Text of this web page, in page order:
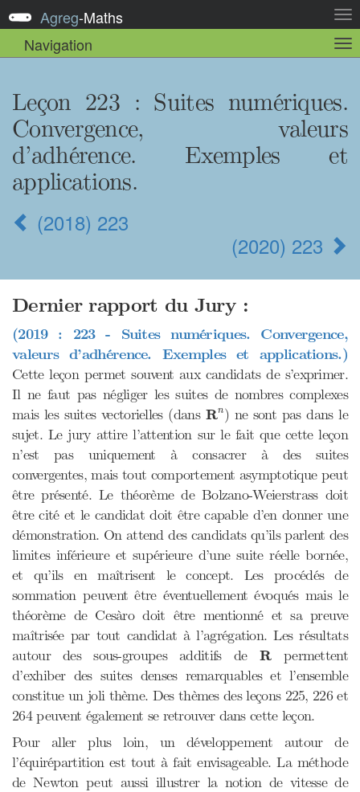
la
Agreg-Maths
Navigation
la
Leçon 223 : Suites numériques.
Convergence, valeurs
d’adhérence. Exemples et
applications.
(2018) 223
(2020) 223
Dernier rapport du Jury :
(2019 : 223 - Suites numériques. Convergence,
valeurs d’adhérence. Exemples et applications.)
Cette leçon permet souvent aux candidats de s’exprimer.
Il ne faut pas négliger les suites de nombres complexes
mais les suites vectorielles (dans Rn
Rn) ne sont pas dans le
sujet. Le jury attire l’attention sur le fait que cette leçon
n’est pas uniquement à consacrer à des suites
convergentes, mais tout comportement asymptotique peut
être présenté. Le théorème de Bolzano-Weierstrass doit
être cité et le candidat doit être capable d’en donner une
démonstration. On attend des candidats qu’ils parlent des
limites inférieure et supérieure d’une suite réelle bornée,
et qu’ils en maîtrisent le concept. Les procédés de
sommation peuvent être éventuellement évoqués mais le
théorème de Cesàro doit être mentionné et sa preuve
maîtrisée par tout candidat à l’agrégation. Les résultats
autour des sous-groupes additifs de R
Rpermettent
d’exhiber des suites denses remarquables et l’ensemble
constitue un joli thème. Des thèmes des leçons 225, 226 et
264 peuvent également se retrouver dans cette leçon.
Pour aller plus loin, un développement autour de
l’équirépartition est tout à fait envisageable. La méthode
de Newton peut aussi illustrer la notion de vitesse de